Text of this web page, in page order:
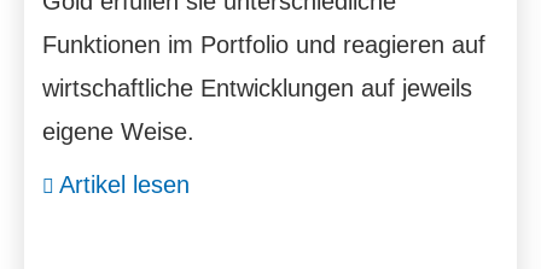
Funktionen im Portfolio und reagieren auf
wirtschaftliche Entwicklungen auf jeweils
eigene Weise.
Artikel lesen